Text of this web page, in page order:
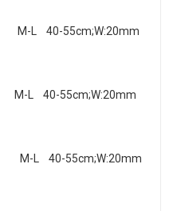
L 40-55cm;W:20mm
40-55cm;W:20mm
L 40-55cm;W:20mm